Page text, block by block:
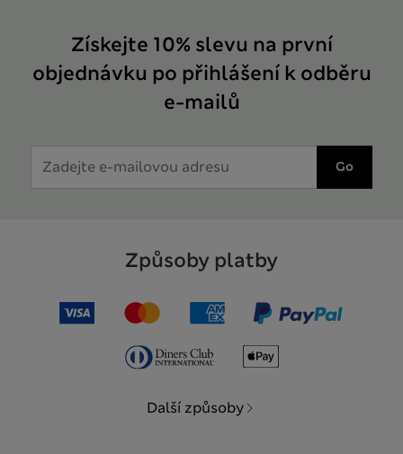
Získejte 10% slevu na první
objednávku po přihlášení k odběru
e-mailů
Go
Způsoby platby
Další způsoby